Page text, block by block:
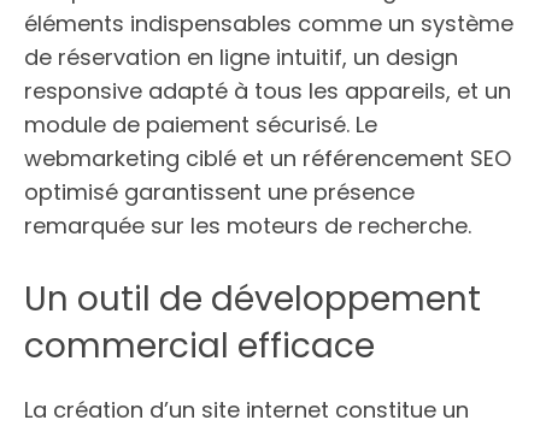
éléments indispensables comme un système
de réservation en ligne intuitif, un design
responsive adapté à tous les appareils, et un
module de paiement sécurisé. Le
webmarketing ciblé et un référencement SEO
optimisé garantissent une présence
remarquée sur les moteurs de recherche.
Un outil de développement
commercial efficace
La création d’un site internet constitue un